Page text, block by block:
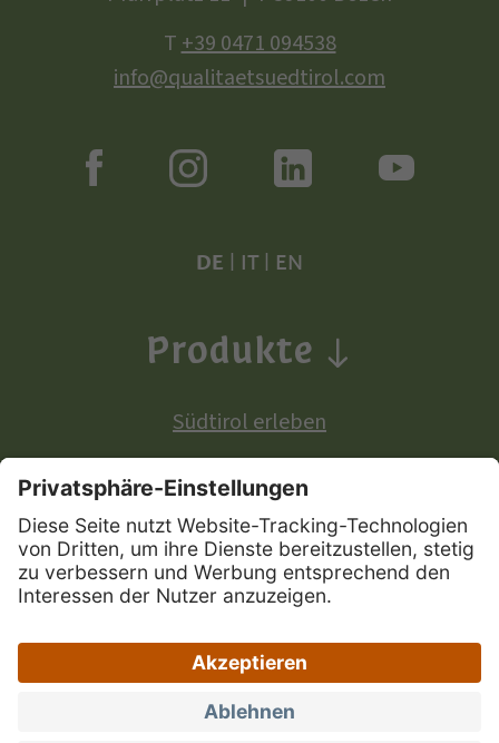
T+39 0471 094538
info@qualitaetsuedtirol.com
DE IT| EN
Produkte
Südtirol erleben
Produkte mit europäischer Ursprungsbezeichnung:
Sitemap | Privacy | Impressum |
Zugänglichkeitserklärung | Portal Marke Südtirol